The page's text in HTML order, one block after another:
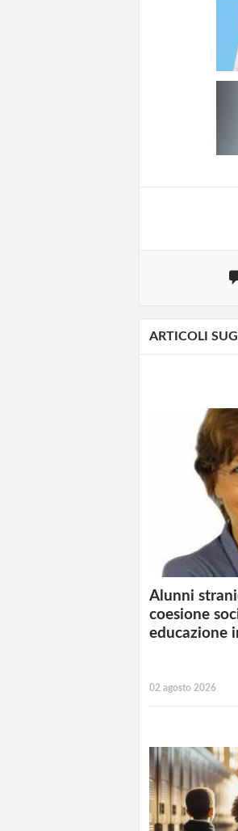
ARTICOLI
Alunni
coesione
educazione
02 agosto 2026